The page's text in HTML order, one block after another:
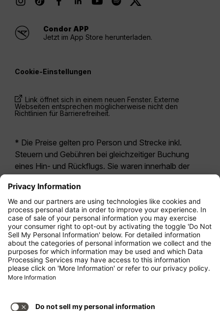
Condor APP
Jetzt im App Store herunterladen.
Cookie-Einstellungen
Link öffnet sich in einem neuen Fenster. Externe
Webseiten entsprechen möglicherweise nicht den
Richtlinien für Barrierefreiheit.
* Die Preise gelten pro Person und Strecke inkl.
Steuern und Gebühren bei gleichzeitiger Buchung
eines Hin- und Rückflugs. Sie waren innerhalb der
möglicherweise nicht mehr aktuell. Bei den für die
Economy Class angegebenen Tarifen handelt es
sich i.d.R. um Economy Zero, unsere restriktivste
Tarifoption. Es können hierfür zusätzliche Gebühren
fürAufgabegepäck oder für andere optionale
Leistungen anfallen. Es gelten dieAllgemeinen
Geschäftsbedingungen .